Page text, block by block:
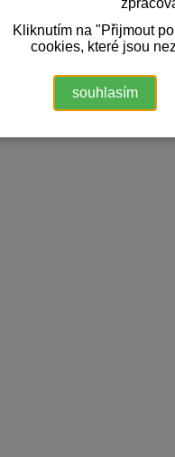
Kliknutím na "Přijmout
cookies, které jsou
souhlasím